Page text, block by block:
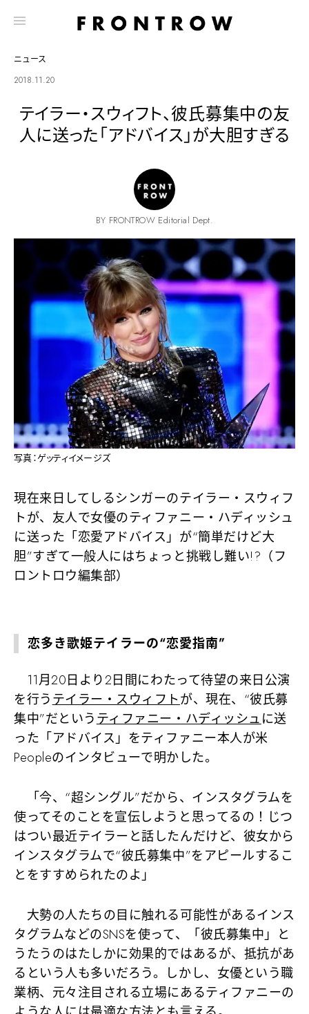
ニュース
2018.11.20
テイラー・スウィフト、彼氏募集中の友
人に送った「アドバイス」が大胆すぎる
BY FRONTROW Editorial Dept.
写真：ゲッティイメージズ
現在来日してしるシンガーのテイラー・スウィフ
トが、友人で女優のティファニー・ハディッシュ
に送った「恋愛アドバイス」が“簡単だけど大
胆”すぎて一般人にはちょっと挑戦し難い!?（フ
ロントロウ編集部）
恋多き歌姫テイラーの“恋愛指南”
11月20日より2日間にわたって待望の来日公演
を行うテイラー・スウィフトが、現在、“彼氏募
集中”だというティファニー・ハディッシュに送
った「アドバイス」をティファニー本人が米
Peopleのインタビューで明かした。
「今、“超シングル”だから、インスタグラムを
使ってそのことを宣伝しようと思ってるの！じつ
はつい最近テイラーと話したんだけど、彼女から
インスタグラムで“彼氏募集中”をアピールするこ
とをすすめられたのよ」
大勢の人たちの目に触れる可能性があるインス
タグラムなどのSNSを使って、「彼氏募集中」と
うたうのはたしかに効果的ではあるが、抵抗があ
るという人も多いだろう。しかし、女優という職
業柄、元々注目される立場にあるティファニーの